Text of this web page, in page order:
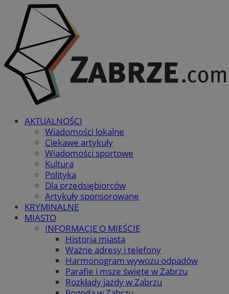
AKTUALNOŚCI
Wiadomości lokalne
Ciekawe artykuły
Wiadomości sportowe
Kultura
Polityka
Dla przedsiębiorców
Artykuły sponsorowane
KRYMINALNE
MIASTO
INFORMACJE O MIEŚCIE
Historia miasta
Ważne adresy i telefony
Harmonogram wywozu odpadów
Parafie i msze święte w Zabrzu
Rozkłady jazdy w Zabrzu